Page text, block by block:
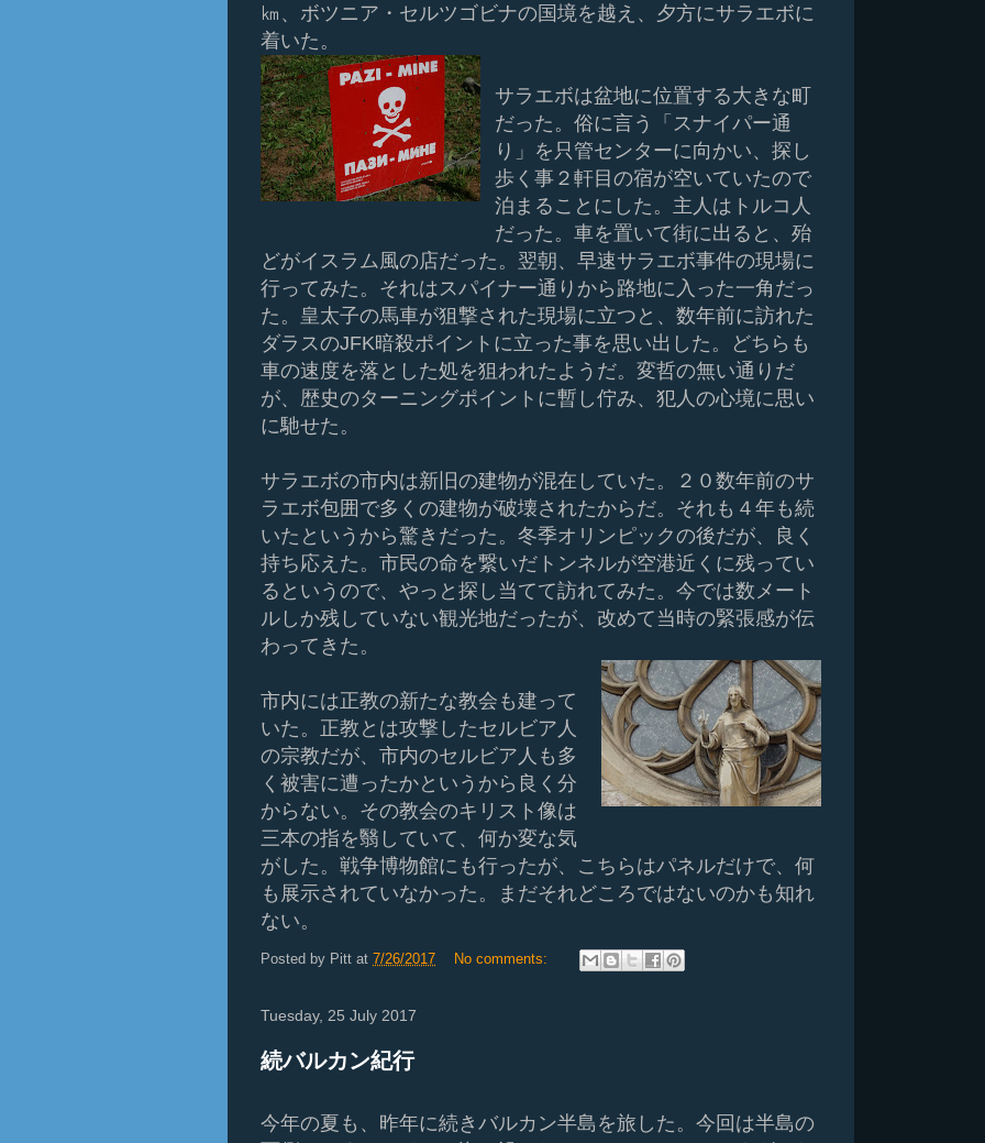
㎞、ボツニア・セルツゴビナの国境を越え、夕方にサラエボに
着いた。
サラエボは盆地に位置する大きな町
だった。俗に言う「スナイパー通
り」を只管センターに向かい、探し
歩く事２軒目の宿が空いていたので
泊まることにした。主人はトルコ人
だった。車を置いて街に出ると、殆
どがイスラム風の店だった。翌朝、早速サラエボ事件の現場に
行ってみた。それはスパイナー通りから路地に入った一角だっ
た。皇太子の馬車が狙撃された現場に立つと、数年前に訪れた
ダラスのJFK暗殺ポイントに立った事を思い出した。どちらも
車の速度を落とした処を狙われたようだ。変哲の無い通りだ
が、歴史のターニングポイントに暫し佇み、犯人の心境に思い
に馳せた。
サラエボの市内は新旧の建物が混在していた。２０数年前のサ
ラエボ包囲で多くの建物が破壊されたからだ。それも４年も続
いたというから驚きだった。冬季オリンピックの後だが、良く
持ち応えた。市民の命を繋いだトンネルが空港近くに残ってい
るというので、やっと探し当てて訪れてみた。今では数メート
ルしか残していない観光地だったが、改めて当時の緊張感が伝
わってきた。
市内には正教の新たな教会も建って
いた。正教とは攻撃したセルビア人
の宗教だが、市内のセルビア人も多
く被害に遭ったかというから良く分
からない。その教会のキリスト像は
三本の指を翳していて、何か変な気
がした。戦争博物館にも行ったが、こちらはパネルだけで、何
も展示されていなかった。まだそれどころではないのかも知れ
ない。
Posted by Pitt at 7/26/2017 No comments:
Tuesday, 25 July 2017
続バルカン紀行
今年の夏も、昨年に続きバルカン半島を旅した。今回は半島の